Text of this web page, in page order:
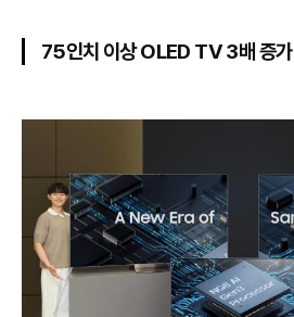
75인치 이상 OLED TV 3배 증가